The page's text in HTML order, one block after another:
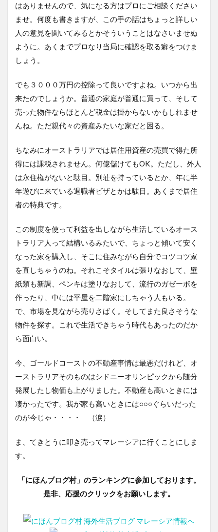
はありませんので、気になる方はプロにご相談ください
ませ。何度も書きますが、この手の話はちょっと詳しい
人の意見を聞いてみるとかそういうことはなさいませぬ
ように。あくまでプロなり当局に確認を取る癖をつけま
しょう。
でも３０００万円の控除って良いですよね。いつから出
来たのでしょうか。普通の家庭が普通に買って、そして
売った物件ならほとんど税金は掛からないかもしれませ
んね。ただ親代々の資産みたいな家だと困る。
ちなみにオーストラリアでは居住用資産の売買で得た所
得には課税されません。何億儲けてもOK。ただし、外人
は永住権がないと駄目。別荘を持っているとか、年に半
年遊びに来ている退職者ビザとかは駄目。あくまで居住
者の特典です。
この制度を使って利益を出しながら生活しているオース
トラリア人って結構いるみたいで、ちょっと傾いて安く
なった家を購入し、そこに住みながら自分でコツコツ家
を直しちゃうのね。それこそタイルは張りなおして、壁
紙類も新調、ペンキは塗りなおして、流行のガゼーボを
作ったり、中には平屋を二階家にしちゃう人もいる。
で、市場を見ながら売りさばく。そしてまた良さそうな
物件を探す。これで生活できちゃう時代もあったのだか
ら面白い。
今、ゴールドコーストの不動産事情は最悪だけれど、オ
ーストラリアそのものはシドニーオリンピックから随分
発展したし物価も上がりました。不動産も高いときには
凄かったです。我が家も高いときには○○○ぐらいだった
のが今じゃ・・・・ （涙）
ま、てきとうに叩き売ってマレーシアに行くことにしま
す。
「にほんブログ村」のランキングに参加しております。
是非、応援のクリックをお願いします。